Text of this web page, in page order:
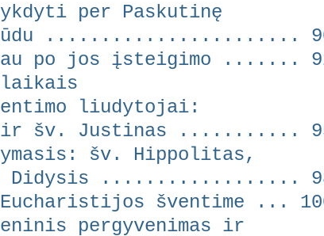
per Paskutinę
būdu .......................
po jos įsteigimo .......
laikais
liudytojai:
šv. Justinas ...........
šv. Hippolitas,
Didysis ..................
šventime ...
pergyvenimas ir